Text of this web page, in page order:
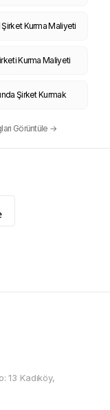
Kurma Maliyeti
Kurma Maliyeti
Şirket Kurmak
Görüntüle →
13 Kadıköy,